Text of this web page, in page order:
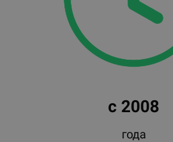
с 2008
года